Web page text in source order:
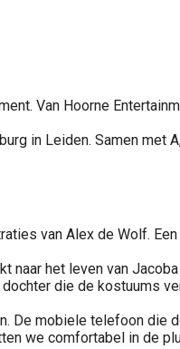
Van Hoorne
in Leiden. Samen met
van Alex de Wolf.
het leven van
die de kostuums
De mobiele telefoon
we comfortabel in de